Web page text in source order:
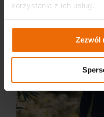
korzystania z ich usług.
Zezwól